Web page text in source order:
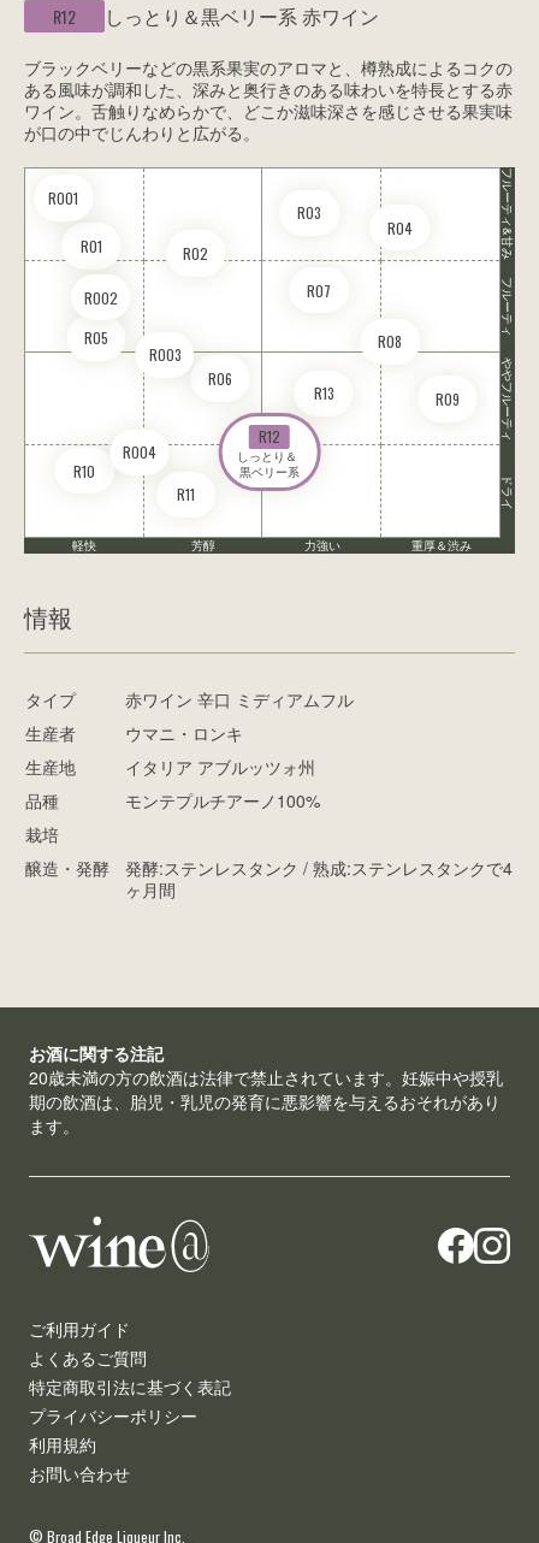
R12 しっとり＆黒ベリー系 赤ワイン
ブラックベリーなどの黒系果実のアロマと、樽熟成によるコクの
ある風味が調和した、深みと奥行きのある味わいを特長とする赤
ワイン。舌触りなめらかで、どこか滋味深さを感じさせる果実味
が口の中でじんわりと広がる。
R01 R02
R03
R04
R05
R06
R07
R08
R09
R10
R11
R12
しっとり＆
黒ベリー系
R13
RO01
RO02
RO03
RO04
フルーティ&甘み
フルーティ
ややフルーティ
ドライ
軽快 芳醇 力強い 重厚＆渋み
情報
タイプ
赤ワイン 辛口 ミディアムフル
生産者
ウマニ・ロンキ
生産地
イタリア アブルッツォ州
品種
モンテプルチアーノ100%
栽培
醸造・発酵
発酵:ステンレスタンク / 熟成:ステンレスタンクで4
ヶ月間
お酒に関する注記
20歳未満の方の飲酒は法律で禁止されています。妊娠中や授乳
期の飲酒は、胎児・乳児の発育に悪影響を与えるおそれがあり
ます。
ご利用ガイド
よくあるご質問
特定商取引法に基づく表記
プライバシーポリシー
利用規約
お問い合わせ
© Broad Edge Liqueur Inc.